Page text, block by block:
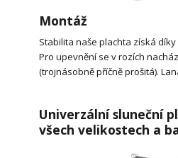
Montáž
Stabilita naše plachta získá
Pro upevnění se v rozích
(trojnásobně příčně prošitá).
Univerzální sluneční
všech velikostech a